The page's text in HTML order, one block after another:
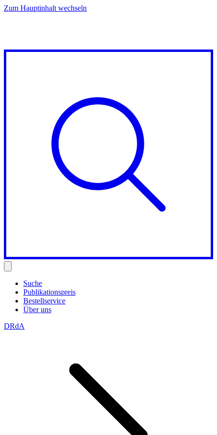
Zum Hauptinhalt wechseln
Suche
Publikationspreis
Bestellservice
Über uns
DRdA